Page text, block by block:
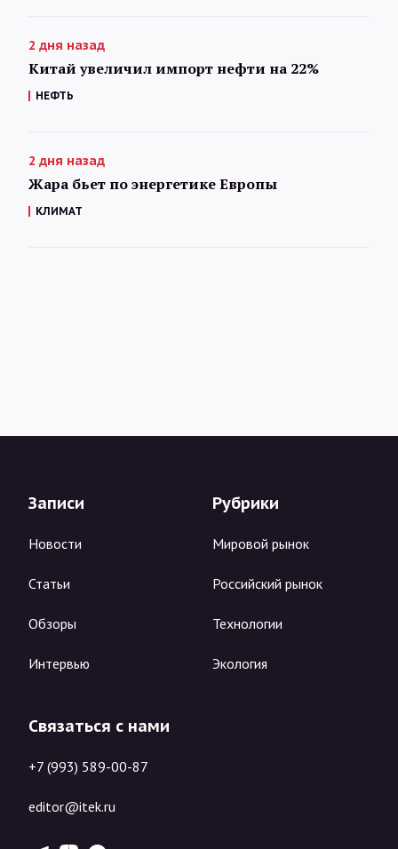
2 дня назад
Китай увеличил импорт нефти на 22%
НЕФТЬ
2 дня назад
Жара бьет по энергетике Европы
КЛИМАТ
Записи
Новости
Статьи
Обзоры
Интервью
Рубрики
Мировой рынок
Российский рынок
Технологии
Экология
Связаться с нами
+7 (993) 589-00-87
editor@itek.ru